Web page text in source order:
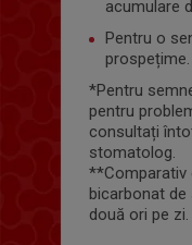
acumulare
Pentru o
prospețime.
*Pentru
pentru
consultați
stomatolog.
**Comparativ
bicarbonat de
două ori pe zi.